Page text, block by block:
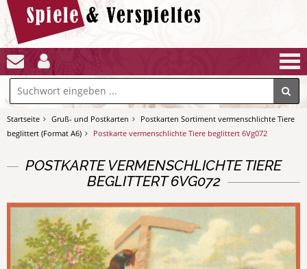
Startseite Gruß- und Postkarten
Postkarten Sortiment vermenschlichte Tiere
beglittert (Format A6)
Postkarte vermenschlichte Tiere beglittert 6Vg072
POSTKARTE VERMENSCHLICHTE TIERE
BEGLITTERT 6VG072